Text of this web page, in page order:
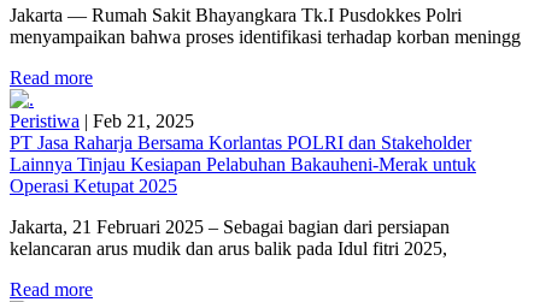
Jakarta — Rumah Sakit Bhayangkara Tk.I Pusdokkes Polri
menyampaikan bahwa proses identifikasi terhadap korban meningg
Read more
Peristiwa | Feb 21, 2025
PT Jasa Raharja Bersama Korlantas POLRI dan Stakeholder
Lainnya Tinjau Kesiapan Pelabuhan Bakauheni-Merak untuk
Operasi Ketupat 2025
Jakarta, 21 Februari 2025 – Sebagai bagian dari persiapan
kelancaran arus mudik dan arus balik pada Idul fitri 2025,
Read more